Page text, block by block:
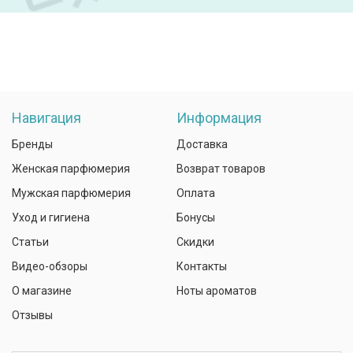
Навигация
Бренды
Женская парфюмерия
Мужская парфюмерия
Уход и гигиена
Статьи
Видео-обзоры
О магазине
Отзывы
Информация
Доставка
Возврат товаров
Оплата
Бонусы
Скидки
Контакты
Ноты ароматов